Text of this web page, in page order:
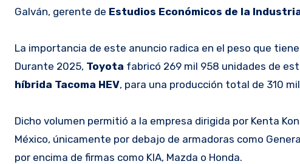
Galván, gerente de Estudios Económicos de la
La importancia de este anuncio radica en el peso que
Durante 2025, Toyota fabricó 269 mil 958 unidades de
híbrida Tacoma HEV, para una producción total de 310
Dicho volumen permitió a la empresa dirigida por Kenta
México, únicamente por debajo de armadoras como
por encima de firmas como KIA, Mazda o Honda.